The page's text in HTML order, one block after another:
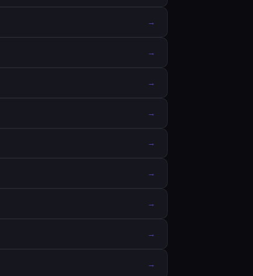
→
→
→
→
→
→
→
→
→